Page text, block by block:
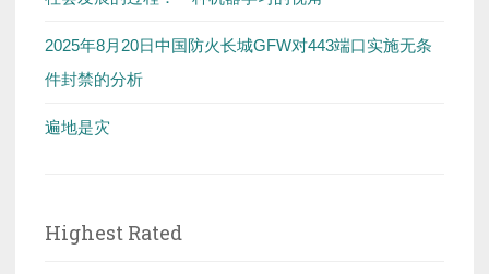
2025年8月20日中国防火长城GFW对443端口实施无条
件封禁的分析
遍地是灾
Highest Rated